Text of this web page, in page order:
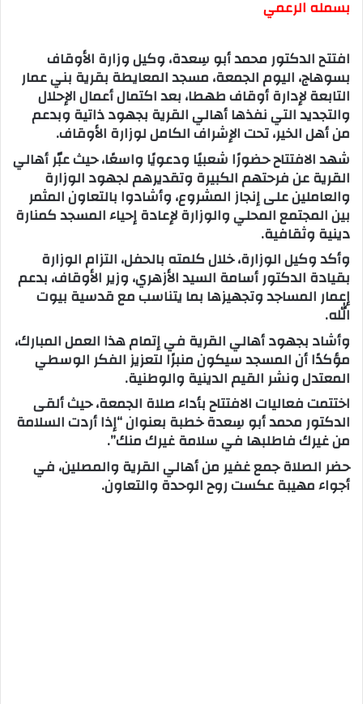
بسمله الرعمي
افتتح الدكتور محمد أبو سِعدة، وكيل وزارة الأوقاف
بسوهاج، اليوم الجمعة، مسجد المعايطة بقرية بني عمار
التابعة لإدارة أوقاف طهطا، بعد اكتمال أعمال الإحلال
والتجديد التي نفذها أهالي القرية بجهود ذاتية وبدعم
من أهل الخير، تحت الإشراف الكامل لوزارة الأوقاف.
شهد الافتتاح حضورًا شعبيًا ودعويًا واسعًا، حيث عبّر أهالي
القرية عن فرحتهم الكبيرة وتقديرهم لجهود الوزارة
والعاملين على إنجاز المشروع، وأشادوا بالتعاون المثمر
بين المجتمع المحلي والوزارة لإعادة إحياء المسجد كمنارة
دينية وثقافية.
وأكد وكيل الوزارة، خلال كلمته بالحفل، التزام الوزارة
بقيادة الدكتور أسامة السيد الأزهري، وزير الأوقاف، بدعم
إعمار المساجد وتجهيزها بما يتناسب مع قدسية بيوت
الله.
وأشاد بجهود أهالي القرية في إتمام هذا العمل المبارك،
مؤكدًا أن المسجد سيكون منبرًا لتعزيز الفكر الوسطي
المعتدل ونشر القيم الدينية والوطنية.
اختتمت فعاليات الافتتاح بأداء صلاة الجمعة، حيث ألقى
الدكتور محمد أبو سِعدة خطبة بعنوان “إذا أردت السلامة
من غيرك فاطلبها في سلامة غيرك منك”.
حضر الصلاة جمع غفير من أهالي القرية والمصلين، في
أجواء مهيبة عكست روح الوحدة والتعاون.